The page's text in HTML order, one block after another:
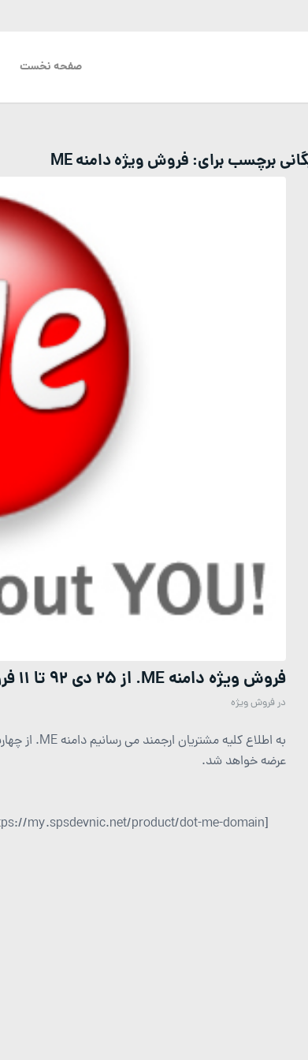
صفحه نخست
برچسب برای:فروش ویژه دامنه ME
فروش ویژه دامنه ME. از 25 دی 92 تا 11 فروردین 93
درفروش ویژه
عرضه خواهد شد.